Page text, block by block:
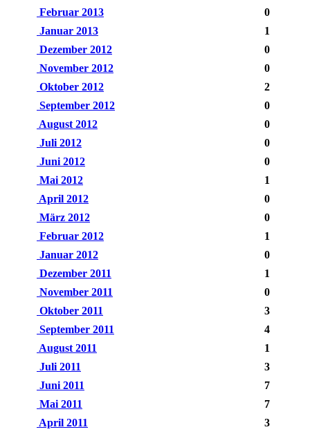
Februar 2013
0
Januar 2013
1
Dezember 2012
0
November 2012
0
Oktober 2012
2
September 2012
0
August 2012
0
Juli 2012
0
Juni 2012
0
Mai 2012
1
April 2012
0
März 2012
0
Februar 2012
1
Januar 2012
0
Dezember 2011
1
November 2011
0
Oktober 2011
3
September 2011
4
August 2011
1
Juli 2011
3
Juni 2011
7
Mai 2011
7
April 2011
3